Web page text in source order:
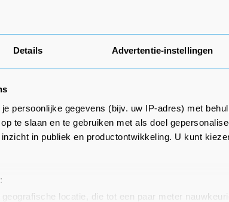
Details Advertentie-instellingen
persoonlijke gegevens (bijv. uw IP-adres) met
te slaan en te gebruiken met als doel
in publiek en productontwikkeling. U kunt
locatie, die tot een paar meter
bleek een gebied van